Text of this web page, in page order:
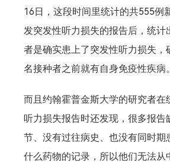
16日，这段时间里统计的共555例
发突发性听力损失的报告后，统计
者是确实患上了突发性听力损失，
名接种者之前就有自身免疫性疾病。
而且约翰霍普金斯大学的研究者在
听力损失报告时还发现，很多报告
节、没有过往病史、也没有同时期
什么药物的记录，所以他们无法从